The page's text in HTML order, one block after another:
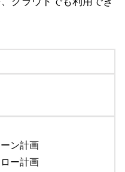
ン計画
ー計画